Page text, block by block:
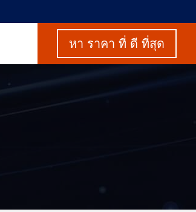
หา ราคา ที่ ดี ที่สุด